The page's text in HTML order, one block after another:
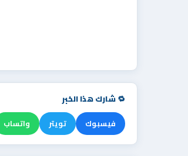
🔁 شارك هذا الخبر
فيسبوك تويتر واتساب